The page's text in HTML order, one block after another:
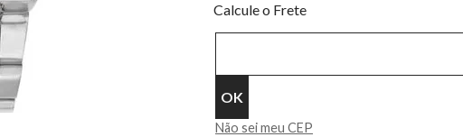
Calcule o Frete
Não sei meu CEP